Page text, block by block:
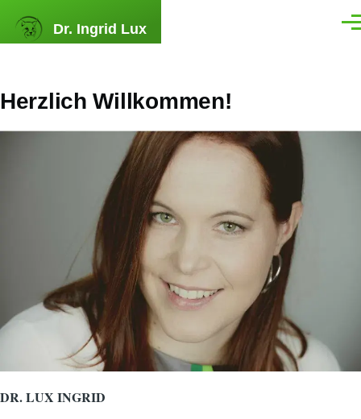
Dr. Ingrid Lux
Herzlich Willkommen!
DR. LUX INGRID